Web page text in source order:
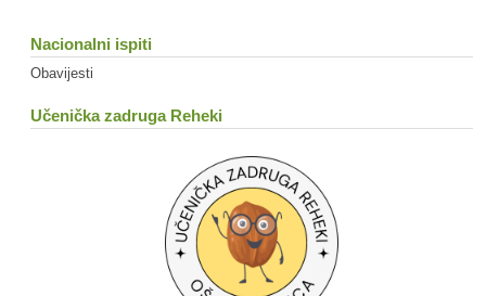
Nacionalni ispiti
Obavijesti
Učenička zadruga Reheki